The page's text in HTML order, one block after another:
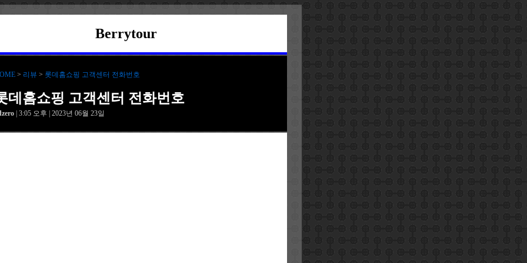
Berrytour
> 리뷰 > 롯데홈쇼핑 고객센터 전화번호
데홈쇼핑 고객센터 전화번호
| 3:05 오후 | 2023년 06월 23일